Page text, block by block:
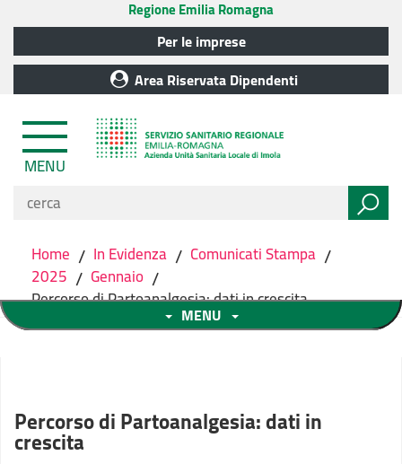
Regione Emilia Romagna
Per le imprese
Area Riservata Dipendenti
MENU
Home / In Evidenza / Comunicati Stampa /
2025 / Gennaio /
Percorso di Partoanalgesia: dati in crescita
MENU
Percorso di Partoanalgesia: dati in
crescita